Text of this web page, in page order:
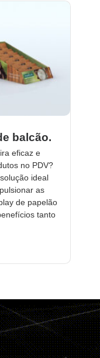
balcão.
eficaz e
no PDV?
ideal
as
de papelão
tanto